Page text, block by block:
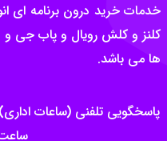
خدمات خرید درون برنامه ای
کلنز و کلش رویال و پاب جی و
ها می باشد.
ساعت ۹